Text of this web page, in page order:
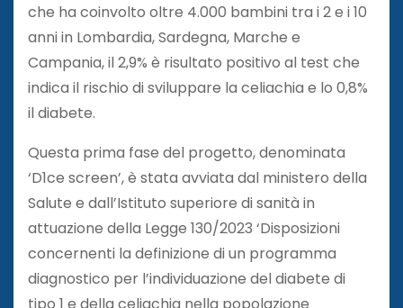
che ha coinvolto oltre 4.000 bambini tra i 2 e i 10
anni in Lombardia, Sardegna, Marche e
Campania, il 2,9% è risultato positivo al test che
indica il rischio di sviluppare la celiachia e lo 0,8%
il diabete.
Questa prima fase del progetto, denominata
‘D1ce screen’, è stata avviata dal ministero della
Salute e dall’Istituto superiore di sanità in
attuazione della Legge 130/2023 ‘Disposizioni
concernenti la definizione di un programma
diagnostico per l’individuazione del diabete di
tipo 1 e della celiachia nella popolazione